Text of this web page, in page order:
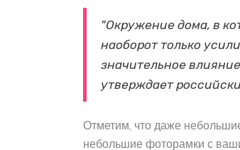
"Окружение дома, в
наоборот только
значительное
утверждает
Отметим, что даже
небольшие фоторамки с